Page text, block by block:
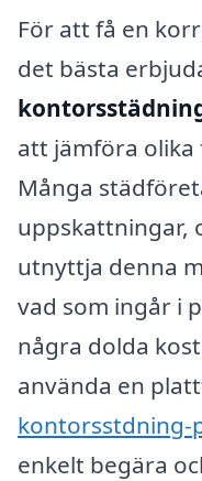
För att få en
det bästa
att jämföra olika
Många
uppskattningar,
utnyttja denna
vad som ingår i
några dolda
använda en
kontorsstdning-
enkelt begära